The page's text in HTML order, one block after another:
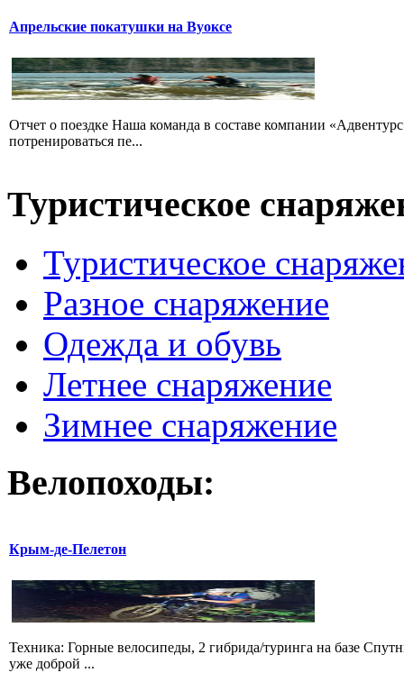
Апрельские покатушки на Вуоксе
Отчет о поездке Наша команда в составе компании
потренироваться пе...
Туристическое
Туристическое
Разное снаряжение
Одежда и обувь
Летнее снаряжение
Зимнее снаряжение
Велопоходы:
Крым-де-Пелетон
Техника: Горные велосипеды, 2 гибрида/туринга на базе
уже доброй ...